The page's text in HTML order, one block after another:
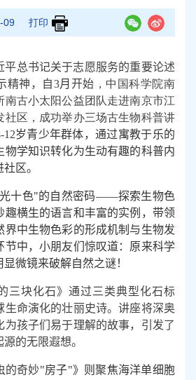
09 打印
平总书记关于志愿服务的重要论述
精神，
自3月 开始 ，中国科学院南
南古小太阳公益团队走进南京市江
社区，成功举办三场古生物科普讲
12岁青少年群体，通过寓教于乐的
物学知识转化为生动有趣的科普内
区。
十色"的自然密码——探索生物色
趣横生的语言和丰富的实例，带领
界中生物色彩的形成机制与生物发
节中，小朋友们惊叹道：原来科学
微镜来破解自然之谜！
三块化石》通过三类典型化石标
生命演化的壮丽史诗。讲座将深奥
为孩子们易于理解的故事，引发了
的无限遐想。
的奇妙"房子"》则聚焦海洋单细胞